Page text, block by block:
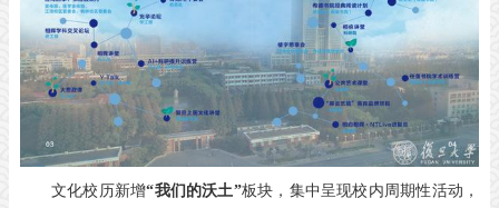
文化校历新增“我们的沃土”板块，集中呈现校内周期性活动，